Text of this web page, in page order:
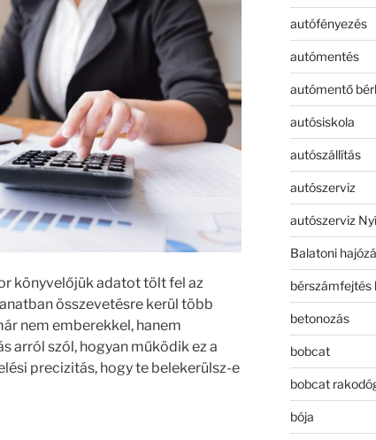
könyvelőjük adatot tölt fel az
összevetésre kerül több
nem emberekkel, hanem
arról szól, hogyan működik ez a
precizitás, hogy te belekerülsz-e
autófényezés
autómentés
autómentő
autósiskola
autószállítás
autószerviz
autószerviz
Balatoni
bérszámfejtés
betonozás
bobcat
bobcat
bója